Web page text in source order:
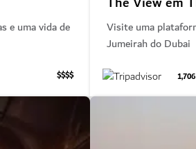
e uma vida de
$$$$
Visite uma
Jumeirah do Dubai
1,706